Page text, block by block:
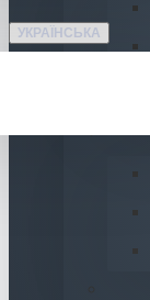
УКРАЇНСЬКА